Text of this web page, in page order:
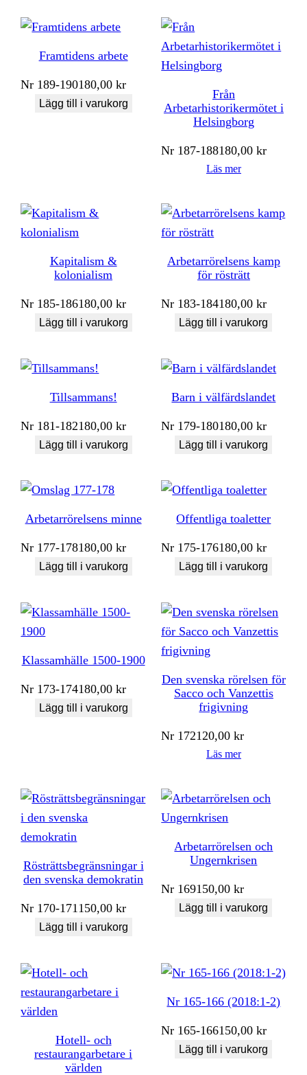
Framtidens arbete
Nr 189-190180,00kr
Lägg till i varukorg
Från
Arbetarhistorikermötet i
Helsingborg
Nr 187-188180,00kr
Läs mer
Kapitalism &
kolonialism
Nr 185-186180,00kr
Lägg till i varukorg
Arbetarrörelsens kamp
för rösträtt
Nr 183-184180,00kr
Lägg till i varukorg
Tillsammans!
Nr 181-182180,00kr
Lägg till i varukorg
Barn i välfärdslandet
Nr 179-180180,00kr
Lägg till i varukorg
Arbetarrörelsens minne
Nr 177-178180,00kr
Lägg till i varukorg
Offentliga toaletter
Nr 175-176180,00kr
Lägg till i varukorg
Klassamhälle 1500-1900
Nr 173-174180,00kr
Lägg till i varukorg
Den svenska rörelsen för
Sacco och Vanzettis
frigivning
Nr 172120,00kr
Läs mer
Rösträttsbegränsningar i
den svenska demokratin
Nr 170-171150,00kr
Lägg till i varukorg
Arbetarrörelsen och
Ungernkrisen
Nr 169150,00kr
Lägg till i varukorg
Hotell- och
restaurangarbetare i
världen
Nr 165-166 (2018:1-2)
Nr 165-166150,00kr
Lägg till i varukorg